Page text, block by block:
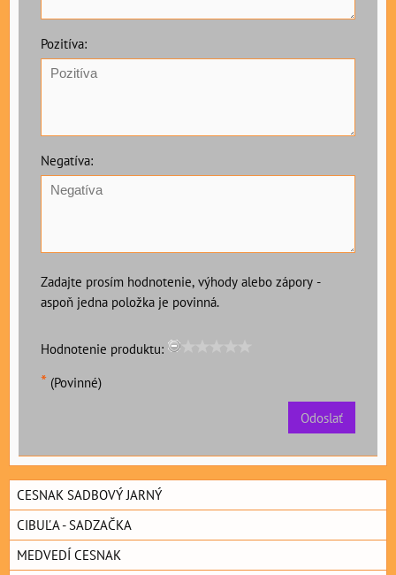
Pozitíva:
Negatíva:
Zadajte prosím hodnotenie, výhody alebo zápory -
aspoň jedna položka je povinná.
Hodnotenie produktu:
* (Povinné)
Odoslať
CESNAK SADBOVÝ JARNÝ
CIBUĽA - SADZAČKA
MEDVEDÍ CESNAK